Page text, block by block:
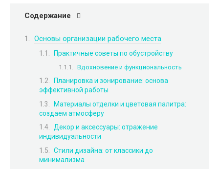
Содержание
Основы организации рабочего места
Практичные советы по обустройству
Вдохновение и функциональность
Планировка и зонирование: основа
эффективной работы
Материалы отделки и цветовая палитра:
создаем атмосферу
Декор и аксессуары: отражение
индивидуальности
Стили дизайна: от классики до
минимализма